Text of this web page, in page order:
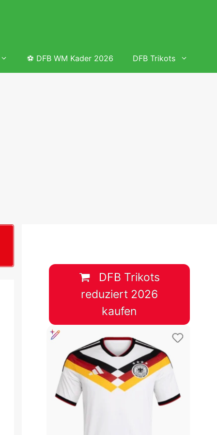
&
&
Tabelle
⚽ DFB WM Kader 2026 DFB Trikots
DFB Trikots
reduziert 2026
kaufen